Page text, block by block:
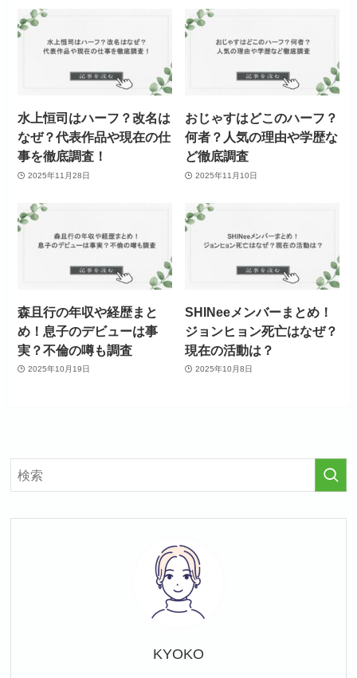
水上恒司はハーフ？改名は
なぜ？代表作品や現在の仕
事を徹底調査！
2025年11月28日
おじゃすはどこのハーフ？
何者？人気の理由や学歴な
ど徹底調査
2025年11月10日
森且行の年収や経歴まと
め！息子のデビューは事
実？不倫の噂も調査
2025年10月19日
SHINeeメンバーまとめ！
ジョンヒョン死亡はなぜ？
現在の活動は？
2025年10月8日
KYOKO